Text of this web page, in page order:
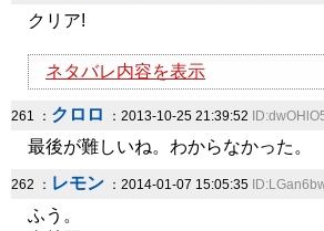
クリア!
ネタバレ内容を表示
261 ： クロロ ：2013-10-25 21:39:52
最後が難しいね。わからなかった。
262 ： レモン ：2014-01-07 15:05:35
ふう。